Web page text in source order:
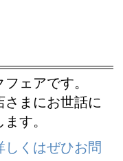
ェアです。
まにお世話に
す。
くはぜひお問